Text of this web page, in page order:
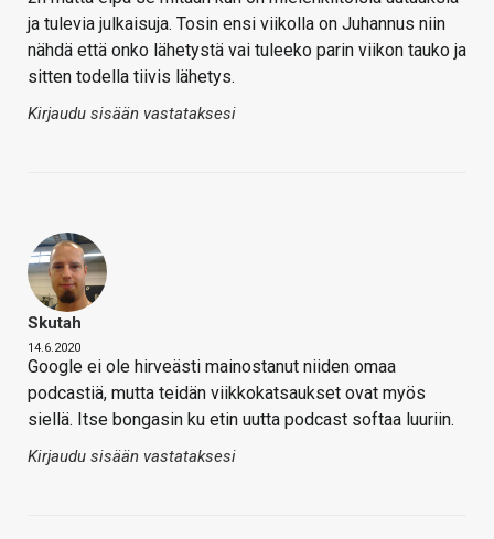
ja tulevia julkaisuja. Tosin ensi viikolla on Juhannus niin
nähdä että onko lähetystä vai tuleeko parin viikon tauko ja
sitten todella tiivis lähetys.
Kirjaudu sisään vastataksesi
Skutah
14.6.2020
Google ei ole hirveästi mainostanut niiden omaa
podcastiä, mutta teidän viikkokatsaukset ovat myös
siellä. Itse bongasin ku etin uutta podcast softaa luuriin.
Kirjaudu sisään vastataksesi